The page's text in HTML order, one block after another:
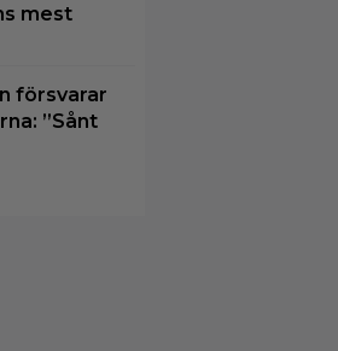
mest
försvarar
”Sånt